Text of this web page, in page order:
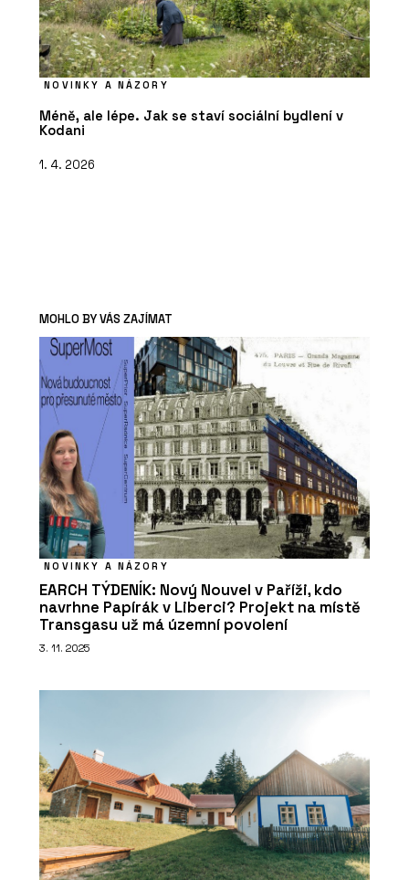
NOVINKY A NÁZORY
Méně, ale lépe. Jak se staví sociální bydlení v
Kodani
1. 4. 2026
MOHLO BY VÁS ZAJÍMAT
NOVINKY A NÁZORY
EARCH TÝDENÍK: Nový Nouvel v Paříži, kdo
navrhne Papírák v Liberci? Projekt na místě
Transgasu už má územní povolení
3. 11. 2025